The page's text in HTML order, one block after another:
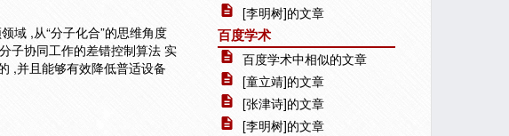
域 ,从“分子化合”的思维角度
子协同工作的差错控制算法 实
,并且能够有效降低普适设备
[李明树]的文章
百度学术
百度学术中相似的文章
[童立靖]的文章
[张津诗]的文章
[李明树]的文章